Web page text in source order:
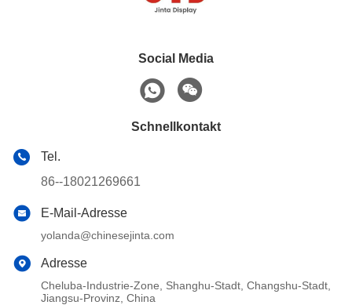
Social Media
Schnellkontakt
Tel.
86--18021269661
E-Mail-Adresse
yolanda@chinesejinta.com
Adresse
Cheluba-Industrie-Zone, Shanghu-Stadt, Changshu-Stadt,
Jiangsu-Provinz, China